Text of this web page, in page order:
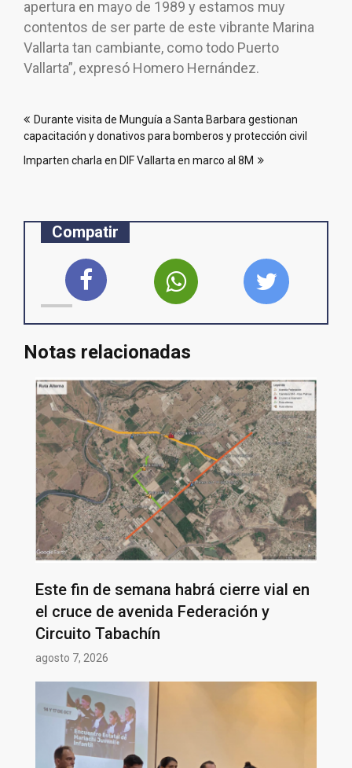
apertura en mayo de 1989 y estamos muy
contentos de ser parte de este vibrante Marina
Vallarta tan cambiante, como todo Puerto
Vallarta”, expresó Homero Hernández.
de
entradas
Durante visita de Munguía a Santa Barbara gestionan
capacitación y donativos para bomberos y protección civil
Imparten charla en DIF Vallarta en marco al 8M
Compatir
Notas relacionadas
Este fin de semana habrá cierre vial en
el cruce de avenida Federación y
Circuito Tabachín
agosto 7, 2026